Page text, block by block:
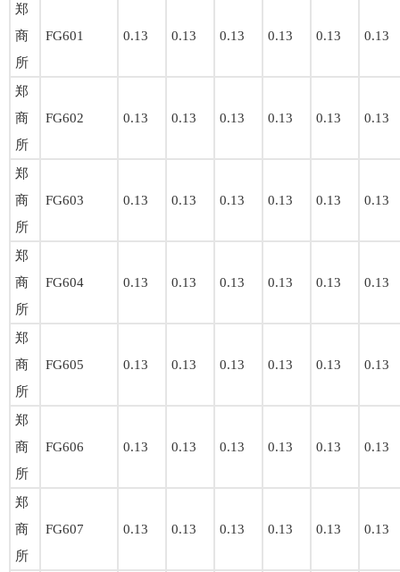
郑
商
所
FG601 0.13 0.13 0.13 0.13 0.13 0.13
郑
商
所
FG602 0.13 0.13 0.13 0.13 0.13 0.13
郑
商
所
FG603 0.13 0.13 0.13 0.13 0.13 0.13
郑
商
所
FG604 0.13 0.13 0.13 0.13 0.13 0.13
郑
商
所
FG605 0.13 0.13 0.13 0.13 0.13 0.13
郑
商
所
FG606 0.13 0.13 0.13 0.13 0.13 0.13
郑
商
所
FG607 0.13 0.13 0.13 0.13 0.13 0.13